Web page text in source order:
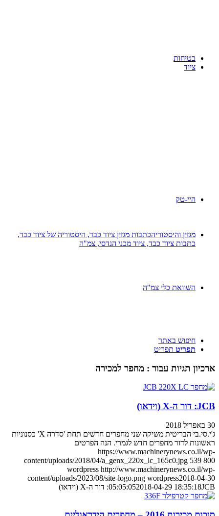
בטיחות
ציוד
היי-טק
מגזין והיסטוריהכתבות מגזין ציוד כבד, היסטוריה של ציוד כבד,
כתבות ציוד כבד, ציוד מכני הנדסי, צמ"ה
השוואת כלי צמ"ה
חיפוש באתר
תפריט תפריט
ארכיון תגיות עבור : מחפר למכירה
JCB: דור ה-X (וידאו)
30 באפריל 2018
ג'י.סי.בי הבריטית משיקה שני מחפרים חדשים תחת 'סדרה X' כסנוניות
ראשונות לדור מחפרים חדש לגמרי. הנה הפרטים
https://www.machinerynews.co.il/wp-
content/uploads/2018/04/a_genx_220x_lc_165c0.jpg 539 800
wordpress http://www.machinerynews.co.il/wp-
content/uploads/2023/08/site-logo.png wordpress2018-04-30
05:05:052018-04-29 18:35:18JCB: דור ה-X (וידאו)